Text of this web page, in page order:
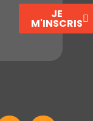
JE
M'INSCRIS